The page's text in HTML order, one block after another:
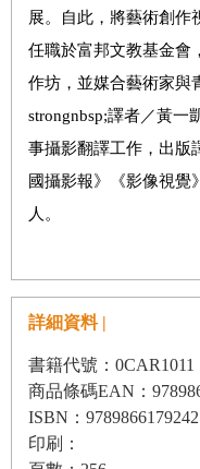
展。自此，將藝術創作
任職於富邦文教基金會
作坊，並媒合藝術家與
strongnbsp;譯者／黃一
事攝影翻譯工作，出版
國攝影報》《影像視覺
人。
詳細資料 |
書籍代號：0CAR1011
商品條碼EAN：
ISBN：9789866179242
印刷：